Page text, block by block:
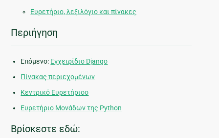
Ευρετήριο, λεξιλόγιο και πίνακες
Περιήγηση
Επόμενο: Εγχειρίδιο Django
Πίνακας περιεχομένων
Κεντρικό Ευρετήριοο
Ευρετήριο Μονάδων της Python
Βρίσκεστε εδώ: